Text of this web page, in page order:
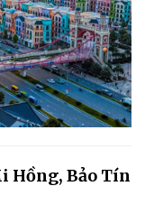
Hồng, Bảo Tín